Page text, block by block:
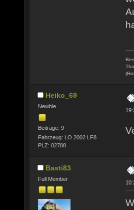
Heiko_69
Newbie
Beiträge: 9
Fahrzeug: LO 2002 LF8
PLZ: 02788
Basti83
Full Member